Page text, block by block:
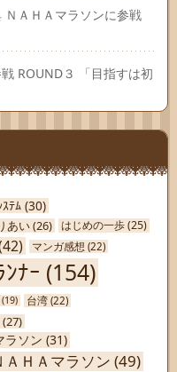
ＡＨＡマラソンに参戦
ROUND３ 「目指すは初
ﾃﾑ (30)
あい(26) はじめの一歩(25)
マンガ感想 (22)
ﾅｰ (154)
(19) 台湾 (22)
(27)
ラソン (31)
ＨＡマラソン (49)